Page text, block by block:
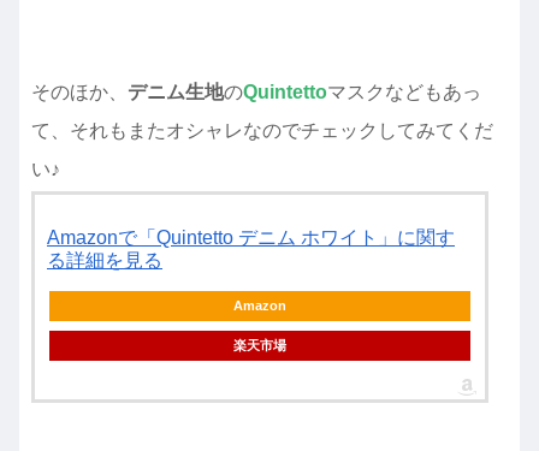
そのほか、 デニム生地のQuintettoマスクなどもあっ
て、それもまたオシャレなのでチェックしてみてくだ
い♪
Amazonで「Quintetto デニム ホワイト」に関す
る詳細を見る
Amazon
楽天市場